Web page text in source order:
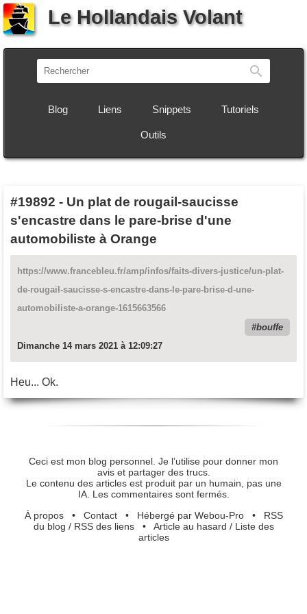
Le Hollandais Volant
Blog Liens Snippets Tutoriels
Outils
#19892 - Un plat de rougail-saucisse
s'encastre dans le pare-brise d'une
automobiliste à Orange
https://www.francebleu.fr/amp/infos/faits-divers-justice/un-plat-
de-rougail-saucisse-s-encastre-dans-le-pare-brise-d-une-
automobiliste-a-orange-1615663566
bouffe
Dimanche 14 mars 2021 à 12:09:27
Heu... Ok.
Ceci est mon blog personnel. Je l’utilise pour donner mon
avis et partager des trucs.
Le contenu des articles est produit par un humain, pas une
IA. Les commentaires sont fermés.
À propos• Contact• Hébergé par Webou-Pro• RSS
du blog / RSS des liens• Article au hasard / Liste des
articles